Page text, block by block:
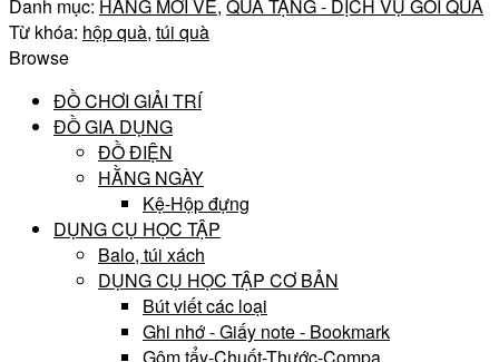
Danh mục: HÀNG MỚI VỀ, QUÀ TẶNG - DỊCH VỤ GÓI QUÀ
Từ khóa: hộp quà, túi quà
Browse
ĐỒ CHƠI GIẢI TRÍ
ĐỒ GIA DỤNG
ĐỒ ĐIỆN
HẰNG NGÀY
Kệ-Hộp đựng
DỤNG CỤ HỌC TẬP
Balo, túi xách
DỤNG CỤ HỌC TẬP CƠ BẢN
Bút viết các loại
Ghi nhớ - Giấy note - Bookmark
Gôm tẩy-Chuốt-Thước-Compa